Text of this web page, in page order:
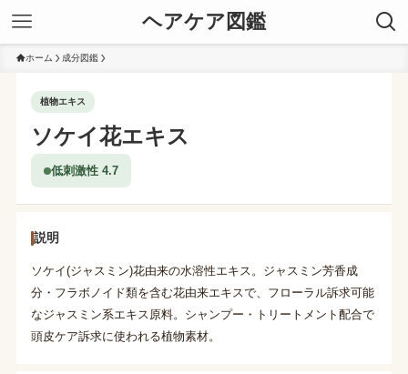
ヘアケア図鑑
ホーム 成分図鑑
植物エキス
ソケイ花エキス
低刺激性 4.7
説明
ソケイ(ジャスミン)花由来の水溶性エキス。ジャスミン芳香成
分・フラボノイド類を含む花由来エキスで、フローラル訴求可能
なジャスミン系エキス原料。シャンプー・トリートメント配合で
頭皮ケア訴求に使われる植物素材。